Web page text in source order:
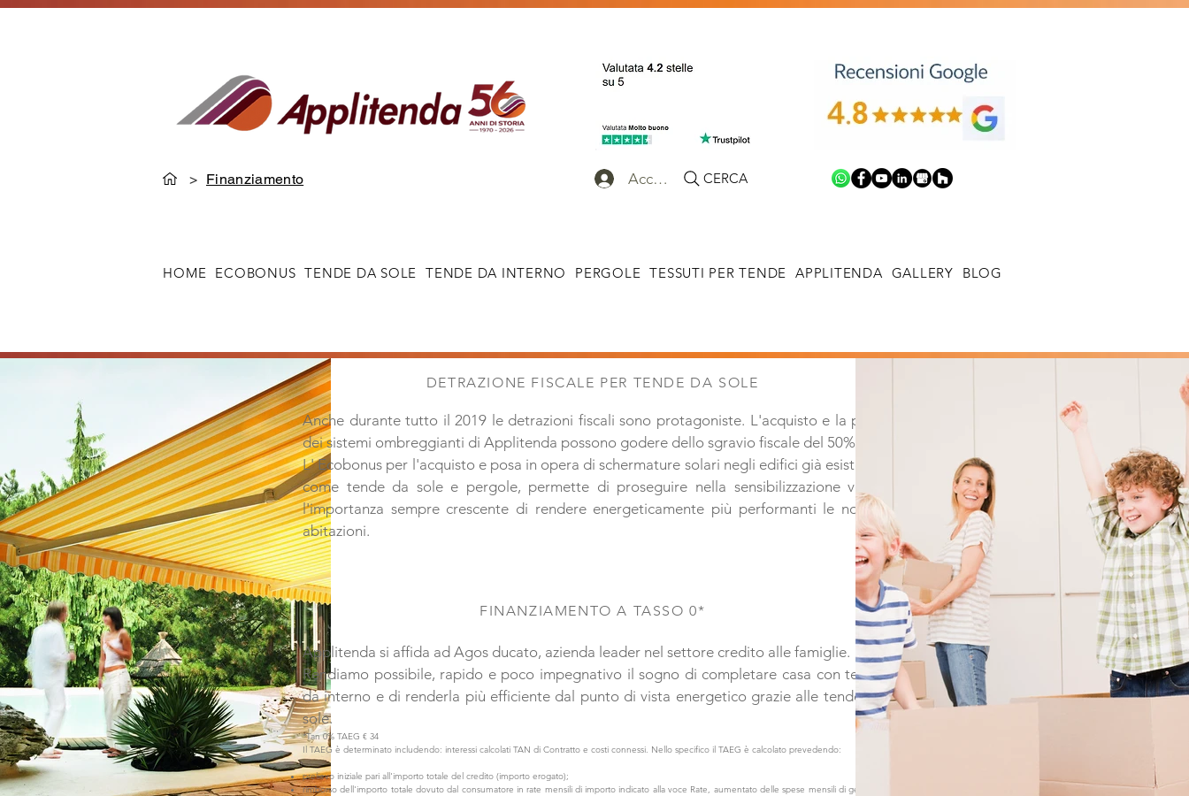
> Finanziamento Accedi CERCA
HOME ECOBONUS TENDE DA SOLE TENDE DA INTERNO PERGOLE TESSUTI PER TENDE APPLITENDA GALLERY BLOG
DETRAZIONE FISCALE PER TENDE DA SOLE
Anche durante tutto il 2019 le detrazioni fiscali sono protagoniste. L'acquisto e la posa
dei sistemi ombreggianti di Applitenda possono godere dello sgravio fiscale del 50% .
L' Ecobonus per l'acquisto e posa in opera di schermature solari negli edifici già esistenti,
come tende da sole e pergole, permette di proseguire nella sensibilizzazione verso
l'importanza sempre crescente di rendere energeticamente più performanti le nostre
abitazioni.
FINANZIAMENTO A TASSO 0*
Applitenda si affida ad Agos ducato, azienda leader nel settore credito alle famiglie.
Rendiamo possibile, rapido e poco impegnativo il sogno di completare casa con tende
da interno e di renderla più efficiente dal punto di vista energetico grazie alle tende da
sole.
*Tan 0% TAEG € 34
Il TAEG è determinato includendo: interessi calcolati TAN di Contratto e costi connessi. Nello specifico il TAEG è calcolato prevedendo:
prelievo iniziale pari all'importo totale del credito (importo erogato);
rimborso dell'importo totale dovuto dal consumatore in rate mensili di importo indicato alla voce Rate, aumentato delle spese mensili di gestione